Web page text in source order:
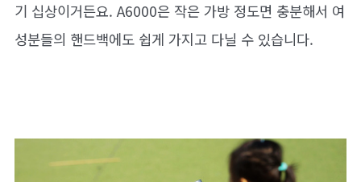
기 십상이거든요. A6000은 작은 가방 정도면 충분해서 여
성분들의 핸드백에도 쉽게 가지고 다닐 수 있습니다.